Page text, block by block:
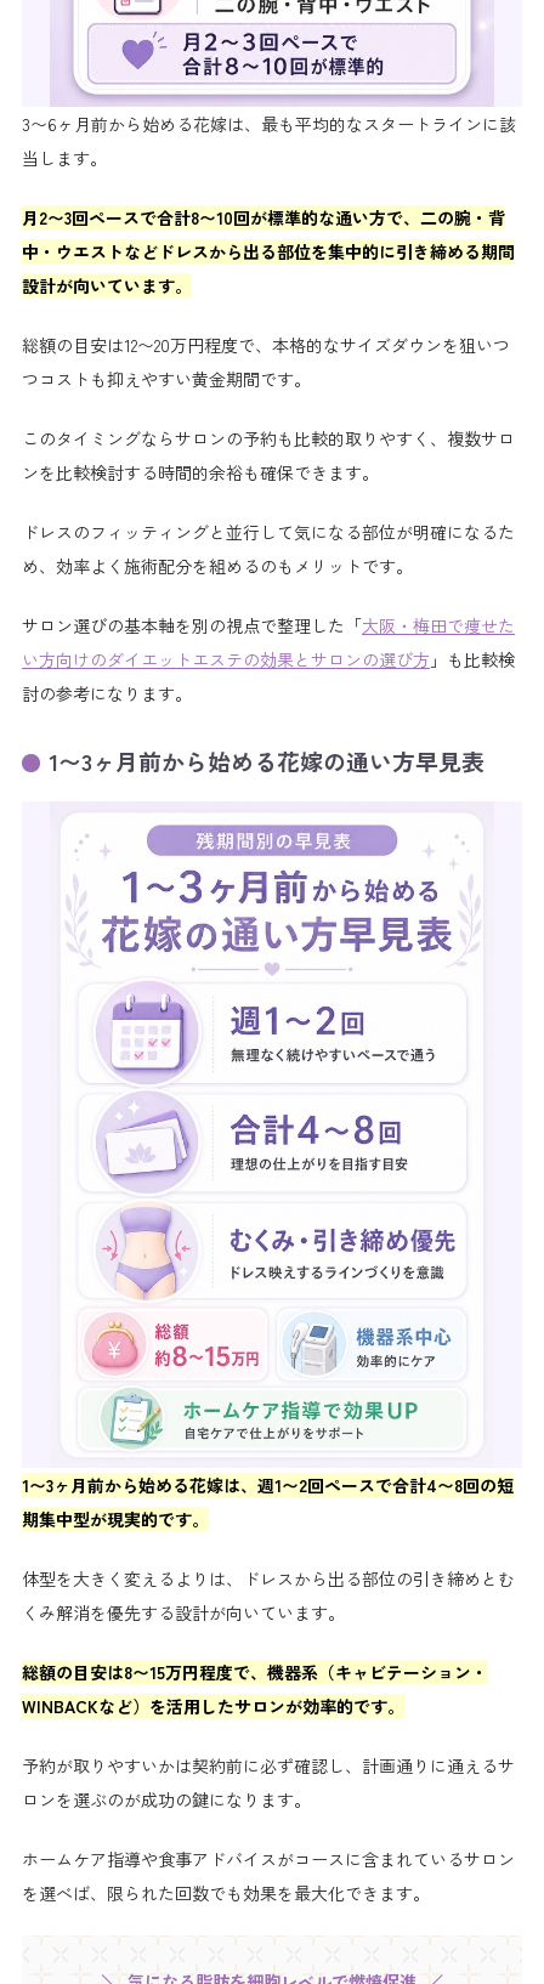
3〜6ヶ月前から始める花嫁は、最も平均的なスタートラインに該
当します。
月2〜3回ペースで合計8〜10回が標準的な通い方で、二の腕・背
中・ウエストなどドレスから出る部位を集中的に引き締める期間
設計が向いています。
総額の目安は12〜20万円程度で、本格的なサイズダウンを狙いつ
つコストも抑えやすい黄金期間です。
このタイミングならサロンの予約も比較的取りやすく、複数サロ
ンを比較検討する時間的余裕も確保できます。
ドレスのフィッティングと並行して気になる部位が明確になるた
め、効率よく施術配分を組めるのもメリットです。
サロン選びの基本軸を別の視点で整理した「大阪・梅田で痩せた
い方向けのダイエットエステの効果とサロンの選び方 」も比較検
討の参考になります。
1〜3ヶ月前から始める花嫁の通い方早見表
1〜3ヶ月前から始める花嫁は、週1〜2回ペースで合計4〜8回の短
期集中型が現実的です。
体型を大きく変えるよりは、ドレスから出る部位の引き締めとむ
くみ解消を優先する設計が向いています。
総額の目安は8〜15万円程度で、機器系（キャビテーション・
WINBACKなど）を活用したサロンが効率的です。
予約が取りやすいかは契約前に必ず確認し、計画通りに通えるサ
ロンを選ぶのが成功の鍵になります。
ホームケア指導や食事アドバイスがコースに含まれているサロン
を選べば、限られた回数でも効果を最大化できます。